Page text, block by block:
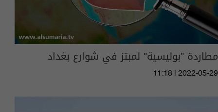
مطاردة "بوليسية" لمبتز في شوارع بغداد
11:18 | 2022-05-29